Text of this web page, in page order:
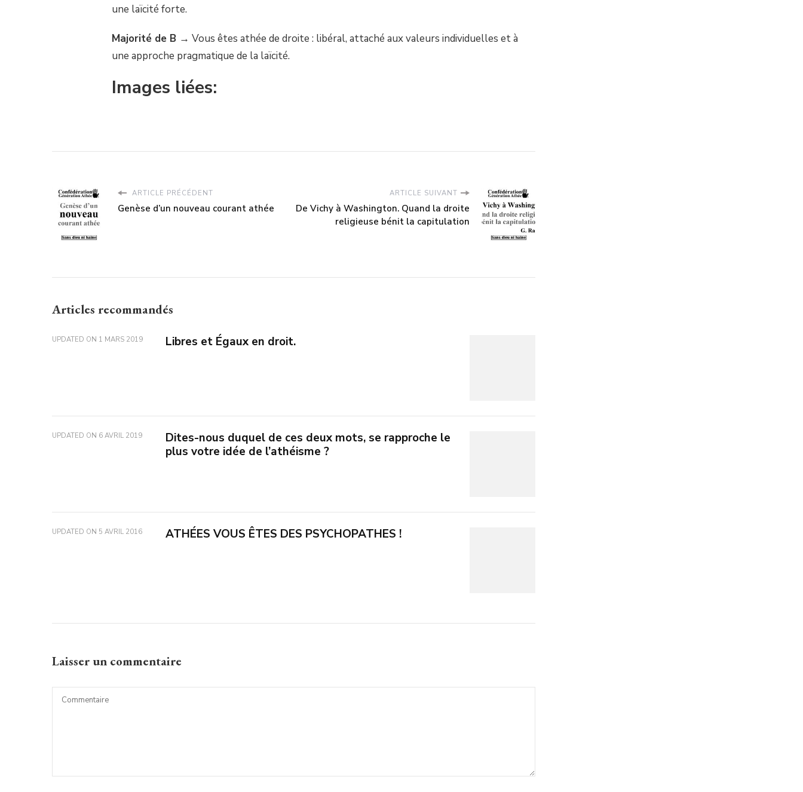
une laïcité forte.
Majorité de B → Vous êtes athée de droite : libéral, attaché aux valeurs individuelles et à
une approche pragmatique de la laïcité.
Images liées:
ARTICLE PRÉCÉDENT
Genèse d’un nouveau courant athée
ARTICLE SUIVANT
De Vichy à Washington. Quand la droite
religieuse bénit la capitulation
Articles recommandés
UPDATED ON 1 MARS 2019 Libres et Égaux en droit.
UPDATED ON 6 AVRIL 2019
Dites-nous duquel de ces deux mots, se rapproche le
plus votre idée de l’athéisme ?
UPDATED ON 5 AVRIL 2016 ATHÉES VOUS ÊTES DES PSYCHOPATHES !
Laisser un commentaire